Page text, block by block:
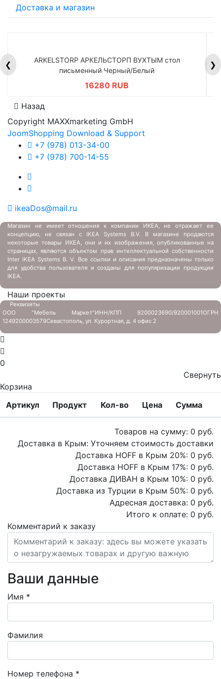
Доставка и магазин
❮
ARKELSTORP АРКЕЛЬСТОРП ВУХТЫМ стол
письменный Черный/Белый
16280 RUB
❯
Назад
Copyright MAXXmarketing GmbH
JoomShopping Download & Support
+7 (978) 013-34-00
+7 (978) 700-14-55
ikeaDos@mail.ru
Магазин не имеет отношения к компании ИКЕА, не отражает ее
концепцию, не связан с IKEA Systems B.V. В магазине продаются
некоторые товары ИКЕА, они и их изображения, опубликованные на
страницах, являются объектом прав интеллектуальной собственности
Inter IKEA Systems B. V. Все ссылки и описания предназначены только
для удобства пользователя и созданы для популяризации продукции
IKEA.
Наши проекты
Реквизиты
ООО "Мебель Маркет"ИНН/КПП 9200023690/920001001ОГРН
1249200003579Севастополь, ул. Курортная, д. 4 офис 2
0
Свернуть
Корзина
Артикул
Продукт Кол-во Цена Сумма
Товаров на сумму: 0 руб.
Доставка в Крым: Уточняем стоимость доставки
Доставка HOFF в Крым 20%: 0 руб.
Доставка HOFF в Крым 17%: 0 руб.
Доставка ДИВАН в Крым 10%: 0 руб.
Доставка из Турции в Крым 50%: 0 руб.
Адресная доставка: 0 руб.
Итого к оплате: 0 руб.
Комментарий к заказу
Ваши данные
Имя *
Фамилия
Номер телефона *